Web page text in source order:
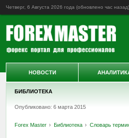
Четверг, 6 Августа 2026 года (обновлено час назад)
БИБЛИОТЕКА
Опубликовано: 6 марта 2015
Forex Master Библиотека Словарь
НОВОСТИ